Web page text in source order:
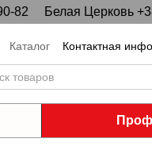
82 Белая Церковь
Каталог Контактная